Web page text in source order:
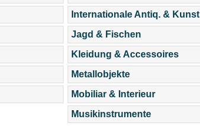
Internationale Antiq. & Kunst
Jagd & Fischen
Kleidung & Accessoires
Metallobjekte
Mobiliar & Interieur
Musikinstrumente